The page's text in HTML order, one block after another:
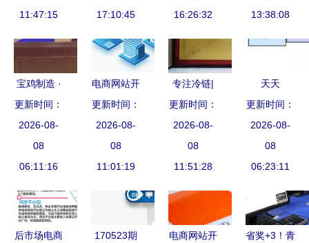
网站建设深
11:47:15
交通多场景
商务技术开
发方向
17:10:45
16:26:32
13:38:08
宝鸡制造 ·
芯征程 集
成电路IC芯
片烧录项目
落户宝鸡综
助推电子商
务技术开发
更新时间：
2026-08-
08
06:11:16
电商网站开
发的意义
从技术到商
业的全链路
赋能
更新时间：
2026-08-
08
11:01:19
专注冷链|
九纯健荣获
中国生鲜食
品电商物流
技术装备优
更新时间：
2026-08-
08
11:51:28
天天
CRUD，月
月底薪 电
商技术开发
如何突破瓶
上人？
更新时间：
2026-08-
08
06:23:11
后市场电商
170523期
电商网站开
省奖+3！青